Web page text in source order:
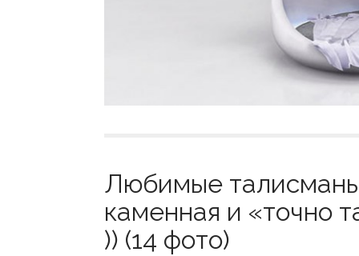
Любимые
каменная и «точно
)) (14 фото)